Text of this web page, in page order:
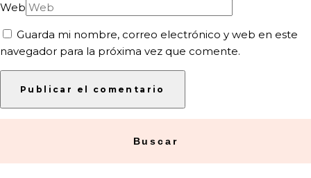
Web
Guarda mi nombre, correo electrónico y web en este
navegador para la próxima vez que comente.
Buscar